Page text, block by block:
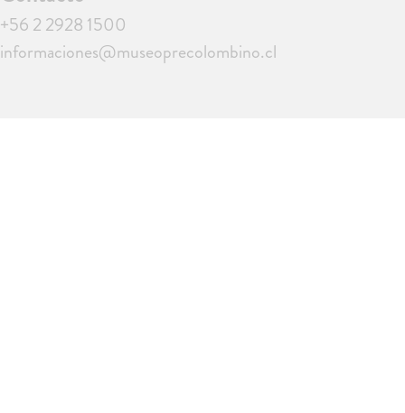
+56 2 2928 1500
informaciones@museoprecolombino.cl